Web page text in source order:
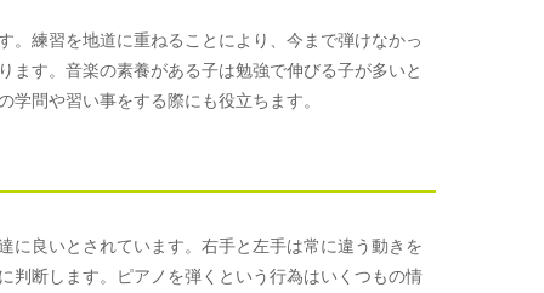
。練習を地道に重ねることにより、今まで弾けなかっ
す。音楽の素養がある子は勉強で伸びる子が多いと
問や習い事をする際にも役立ちます。
に良いとされています。右手と左手は常に違う動きを
判断します。ピアノを弾くという行為はいくつもの情